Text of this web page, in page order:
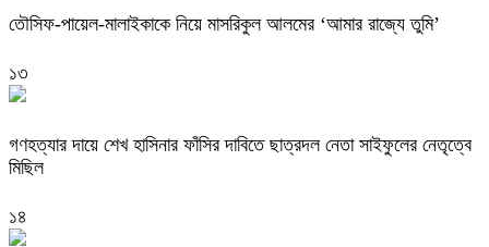
তৌসিফ-পায়েল-মালাইকাকে নিয়ে মাসরিকুল আলমের ‘আমার রাজ্যে তুমি’
১৩
গণহত্যার দায়ে শেখ হাসিনার ফাঁসির দাবিতে ছাত্রদল নেতা সাইফুলের নেতৃত্বে
মিছিল
১৪